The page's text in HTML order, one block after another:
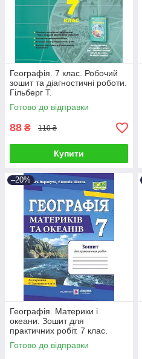
Географія. 7 клас. Робочий
зошит та діагностичні роботи.
Гільберг Т.
Готово до відправки
88 ₴ 110 ₴
Купити
–20%
Географія. Материки і
океани: Зошит для
практичних робіт. 7 клас.
Варакута О.
Готово до відправки